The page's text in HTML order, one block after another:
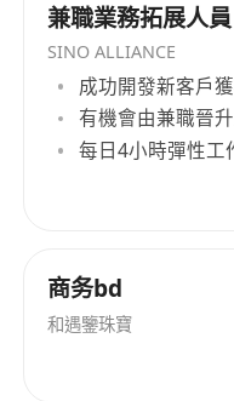
兼職業務拓展人
SINO ALLIANCE
成功開發新客戶
有機會由兼職晉
每日4小時彈性工
商务bd
和遇鑒珠寶